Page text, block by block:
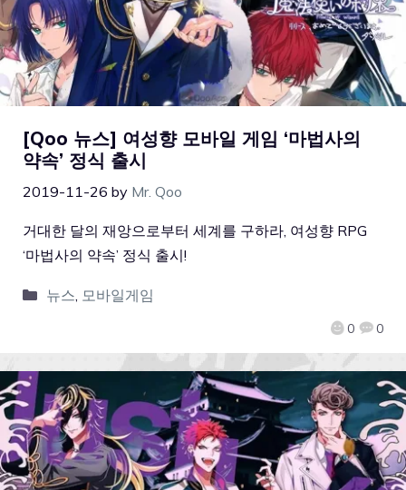
[Qoo 뉴스] 여성향 모바일 게임 ‘마법사의
약속’ 정식 출시
2019-11-26 by Mr. Qoo
0 0
거대한 달의 재앙으로부터 세계를 구하라, 여성향 RPG
‘마법사의 약속’ 정식 출시!
뉴스 모바일게임